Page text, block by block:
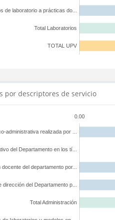
TOTAL UPV
Total Laboratorios
de laboratorio a prácticas do...
por descriptores de servicio
0.00
Total Administración
dirección del Departamento p...
del departamento por...
del Departamento en los tí...
administrativa realizada por ...